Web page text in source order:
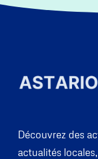
Découvrez des
actualités